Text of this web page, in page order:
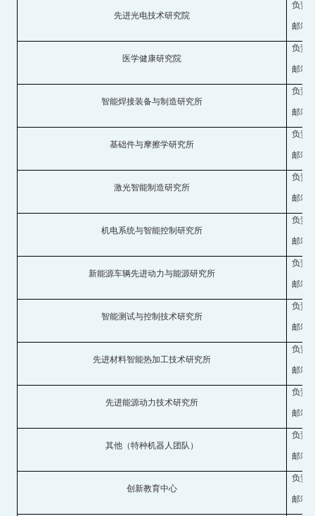
先进光电技术研究院
负责
邮箱
医学健康研究院
负责
邮箱
智能焊接装备与制造研究所
负责
邮箱
基础件与摩擦学研究所
负责
邮箱
激光智能制造研究所
负责
邮箱
机电系统与智能控制研究所
负责
邮箱
新能源车辆先进动力与能源研究所
负责
邮箱
智能测试与控制技术研究所
负责
邮箱
先进材料智能热加工技术研究所
负责
邮箱
先进能源动力技术研究所
负责
邮箱
其他（特种机器人团队）
负责
邮箱
创新教育中心
负责
邮箱